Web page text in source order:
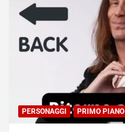
PERSONAGGI PRIMO PIANO
P
R
S